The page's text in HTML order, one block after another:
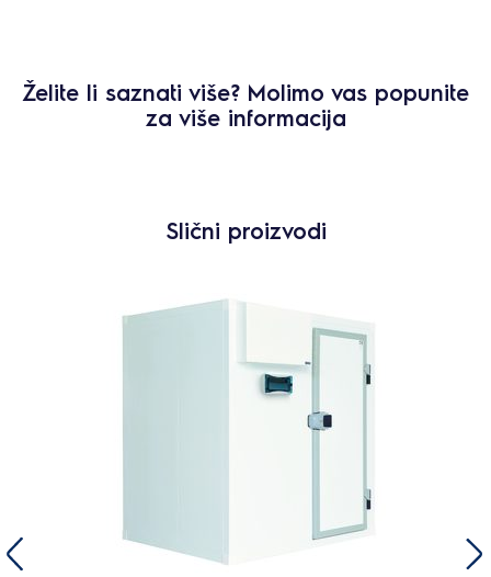
Želite li saznati više? Molimo vas popunite
za više informacija
Slični proizvodi